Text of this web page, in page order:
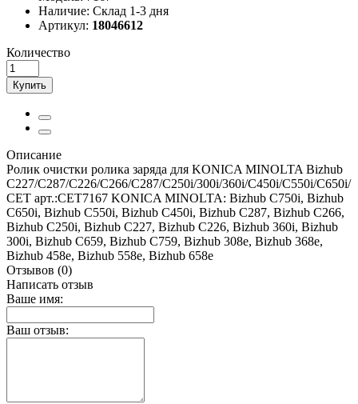
Наличие: Склад 1-3 дня
Артикул: 18046612
Количество
Купить
Описание
Ролик очистки ролика заряда для KONICA MINOLTA Bizhub
C227/C287/C226/C266/C287/C250i/300i/360i/C450i/C550i/C650i/
CET арт.:CET7167 KONICA MINOLTA: Bizhub C750i, Bizhub
C650i, Bizhub C550i, Bizhub C450i, Bizhub C287, Bizhub C266,
Bizhub C250i, Bizhub C227, Bizhub C226, Bizhub 360i, Bizhub
300i, Bizhub C659, Bizhub C759, Bizhub 308e, Bizhub 368e,
Bizhub 458e, Bizhub 558e, Bizhub 658e
Отзывов (0)
Написать отзыв
Ваше имя:
Ваш отзыв: